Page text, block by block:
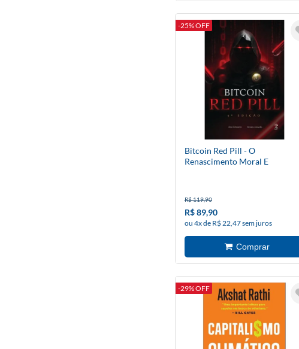
-25% OFF
Bitcoin Red Pill - O
Renascimento Moral E
R$ 119,90
R$ 89,90
ou 4x de R$ 22,47 sem juros
-29% OFF